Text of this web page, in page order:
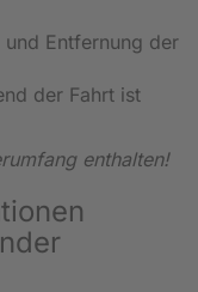
Entfernung der
der Fahrt ist
enthalten!